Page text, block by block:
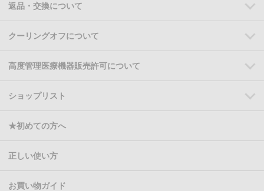
返品・交換について
クーリングオフについて
高度管理医療機器販売許可について
ショップリスト
★初めての方へ
正しい使い方
お買い物ガイド